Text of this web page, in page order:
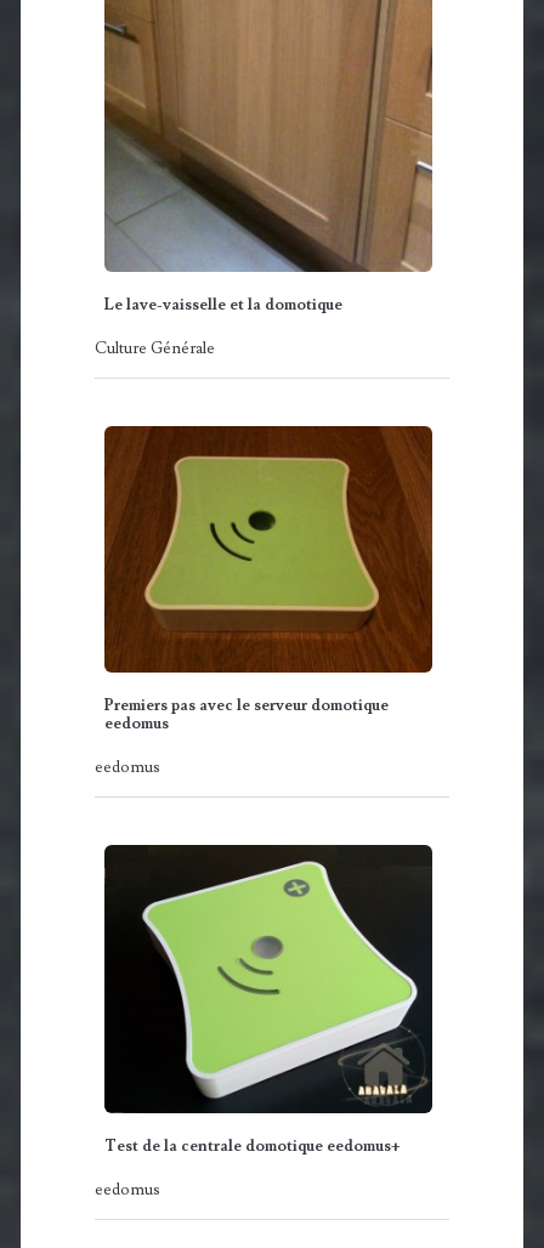
Le lave-vaisselle et la domotique
Culture Générale
Premiers pas avec le serveur domotique
eedomus
eedomus
Test de la centrale domotique eedomus+
eedomus